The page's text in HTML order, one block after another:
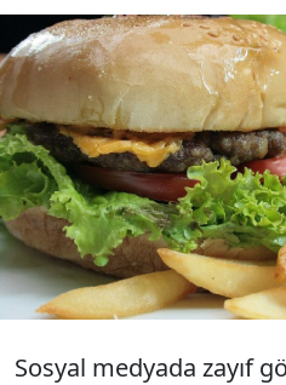
Yapılan
getirdiği
ortaya
Sosyal medyada zayıf